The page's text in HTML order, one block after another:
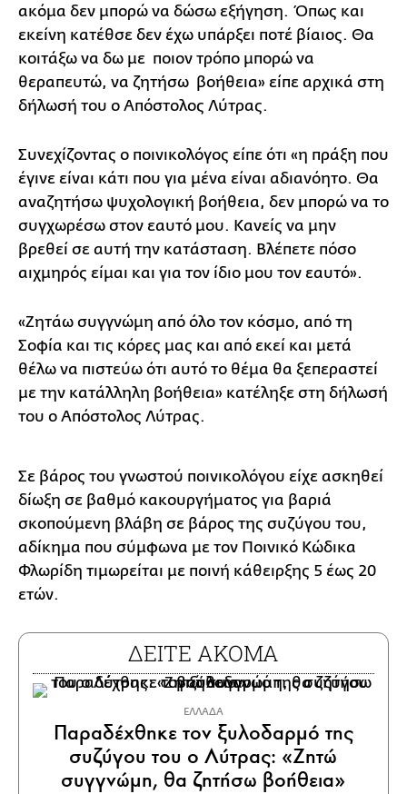
ακόμα δεν μπορώ να δώσω εξήγηση. Όπως και
εκείνη κατέθσε δεν έχω υπάρξει ποτέ βίαιος. Θα
κοιτάξω να δω με ποιον τρόπο μπορώ να
θεραπευτώ, να ζητήσω βοήθεια» είπε αρχικά στη
δήλωσή του ο Απόστολος Λύτρας.
Συνεχίζοντας ο ποινικολόγος είπε ότι «η πράξη που
έγινε είναι κάτι που για μένα είναι αδιανόητο. Θα
αναζητήσω ψυχολογική βοήθεια, δεν μπορώ να το
συγχωρέσω στον εαυτό μου. Κανείς να μην
βρεθεί σε αυτή την κατάσταση. Βλέπετε πόσο
αιχμηρός είμαι και για τον ίδιο μου τον εαυτό».
«Ζητάω συγγνώμη από όλο τον κόσμο, από τη
Σοφία και τις κόρες μας και από εκεί και μετά
θέλω να πιστεύω ότι αυτό το θέμα θα ξεπεραστεί
με την κατάλληλη βοήθεια» κατέληξε στη δήλωσή
του ο Απόστολος Λύτρας.
Σε βάρος του γνωστού ποινικολόγου είχε ασκηθεί
δίωξη σε βαθμό κακουργήματος για βαριά
σκοπούμενη βλάβη σε βάρος της συζύγου του,
αδίκημα που σύμφωνα με τον Ποινικό Κώδικα
Φλωρίδη τιμωρείται με ποινή κάθειρξης 5 έως 20
ετών.
ΔΕΙΤΕ ΑΚΟΜΑ
ΕΛΛΑΔΑ
Παραδέχθηκε τον ξυλοδαρμό της
συζύγου του ο Λύτρας: «Ζητώ
συγγνώμη, θα ζητήσω βοήθεια»